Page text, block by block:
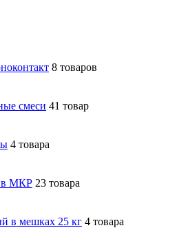
8 товаров
смеси 41 товар
4 товара
в МКР 23 товара
в мешках 25 кг 4 товара